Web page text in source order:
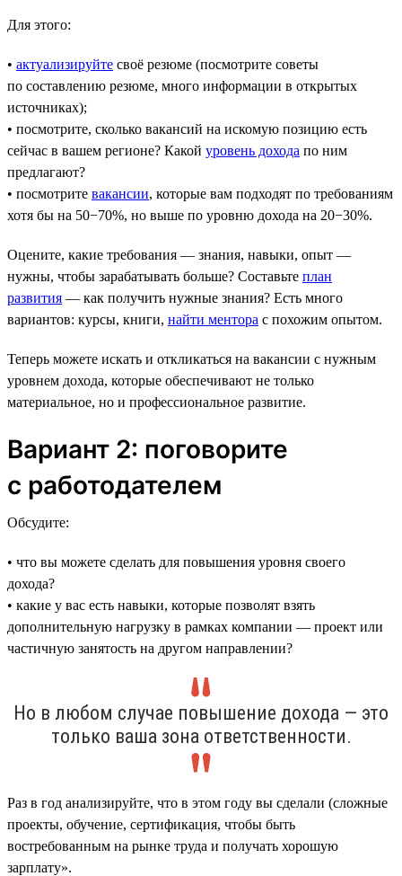
Для этого:
• актуализируйте своё резюме (посмотрите советы
по составлению резюме, много информации в открытых
источниках);
• посмотрите, сколько вакансий на искомую позицию есть
сейчас в вашем регионе? Какой уровень дохода по ним
предлагают?
• посмотрите вакансии, которые вам подходят по требованиям
хотя бы на 50−70%, но выше по уровню дохода на 20−30%.
Оцените, какие требования — знания, навыки, опыт —
нужны, чтобы зарабатывать больше? Составьте план
развития — как получить нужные знания? Есть много
вариантов: курсы, книги, найти ментора с похожим опытом.
Теперь можете искать и откликаться на вакансии с нужным
уровнем дохода, которые обеспечивают не только
материальное, но и профессиональное развитие.
Вариант 2: поговорите
с работодателем
Обсудите:
• что вы можете сделать для повышения уровня своего
дохода?
• какие у вас есть навыки, которые позволят взять
дополнительную нагрузку в рамках компании — проект или
частичную занятость на другом направлении?
Но в любом случае повышение дохода — это
только ваша зона ответственности.
Раз в год анализируйте, что в этом году вы сделали (сложные
проекты, обучение, сертификация, чтобы быть
востребованным на рынке труда и получать хорошую
зарплату».